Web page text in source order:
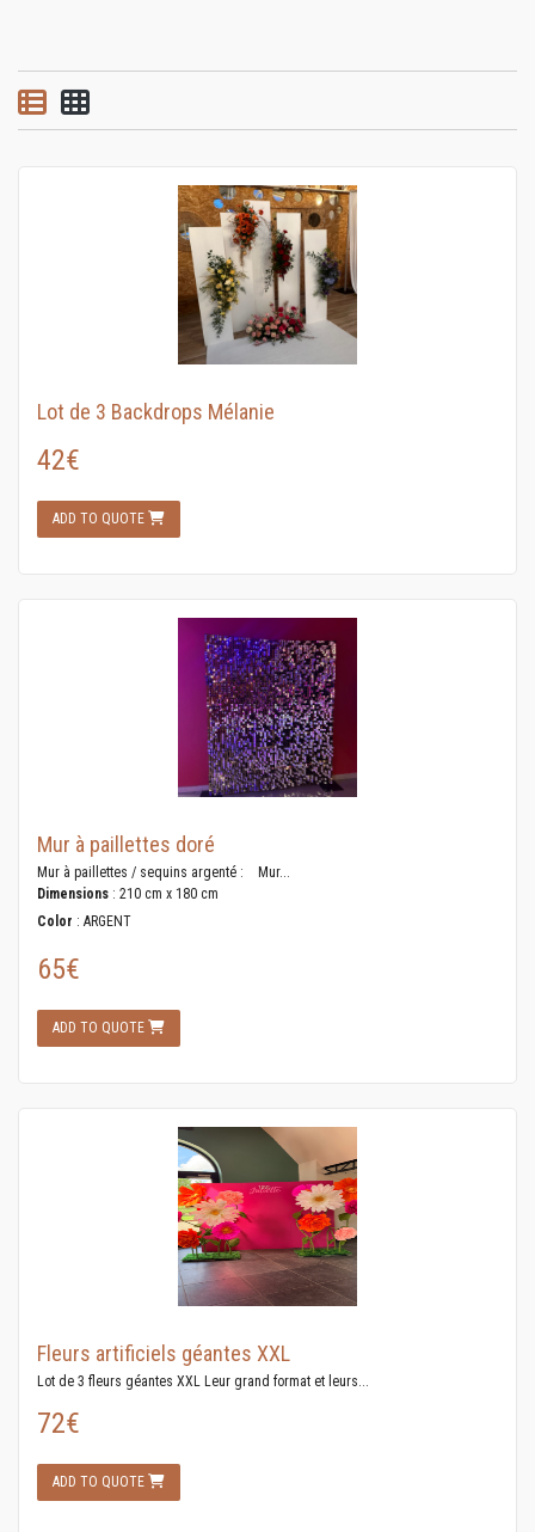
List viewGrid view
Lot de 3 Backdrops Mélanie
42€
ADD TO QUOTE
Mur à paillettes doré
Mur à paillettes / sequins argenté : Mur...
Dimensions : 210 cm x 180 cm
Color : ARGENT
65€
ADD TO QUOTE
Fleurs artificiels géantes XXL
Lot de 3 fleurs géantes XXL Leur grand format et leurs...
72€
ADD TO QUOTE